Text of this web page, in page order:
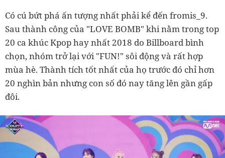
Có cú bứt phá ấn tượng nhất phải kể đến fromis_9.
Sau thành công của "LOVE BOMB" khi nằm trong top
20 ca khúc Kpop hay nhất 2018 do Billboard bình
chọn, nhóm trở lại với "FUN!" sôi động và rất hợp
mùa hè. Thành tích tốt nhất của họ trước đó chỉ hơn
20 nghìn bản nhưng con số đó nay tăng lên gần gấp
đôi.